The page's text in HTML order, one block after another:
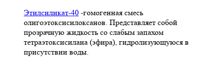
Этилсиликат-40 -гомогенная смесь
олигоэтоксисилоксанов. Представляет собой
прозрачную жидкость со слабым запахом
тетраэтоксисилана (эфира), гидролизующуюся в
присутствии воды.